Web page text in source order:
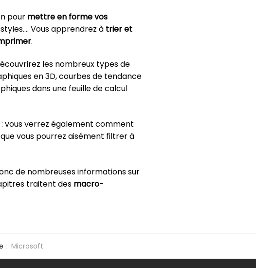
pour mettre en forme vos
Vous apprendrez à trier et
.
les nombreux types de
en 3D, courbes de tendance
dans une feuille de calcul
: vous verrez également comment
vous pourrez aisément filtrer à
de nombreuses informations sur
traitent des macro-
: Microsoft